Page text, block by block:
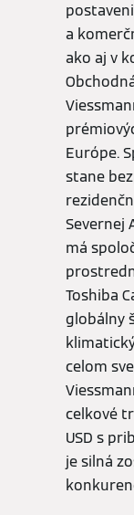
a
ako aj v
Európe.
stane
Severnej
má
Toshiba
globálny
celom
celkové
USD s
je silná